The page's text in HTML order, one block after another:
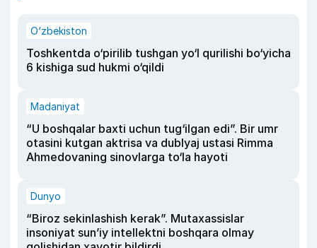
O‘zbekiston
Toshkentda o‘pirilib tushgan yo‘l qurilishi bo‘yicha
6 kishiga sud hukmi o‘qildi
Madaniyat
“U boshqalar baxti uchun tug‘ilgan edi”. Bir umr
otasini kutgan aktrisa va dublyaj ustasi Rimma
Ahmedovaning sinovlarga to‘la hayoti
Dunyo
“Biroz sekinlashish kerak”. Mutaxassislar
insoniyat sun’iy intellektni boshqara olmay